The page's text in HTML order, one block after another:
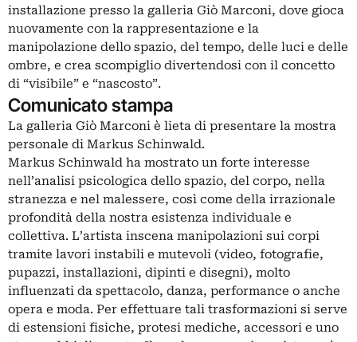
installazione presso la galleria Giò Marconi, dove gioca
nuovamente con la rappresentazione e la
manipolazione dello spazio, del tempo, delle luci e delle
ombre, e crea scompiglio divertendosi con il concetto
di “visibile” e “nascosto”.
Comunicato stampa
La galleria Giò Marconi è lieta di presentare la mostra
personale di Markus Schinwald.
Markus Schinwald ha mostrato un forte interesse
nell’analisi psicologica dello spazio, del corpo, nella
stranezza e nel malessere, così come della irrazionale
profondità della nostra esistenza individuale e
collettiva. L’artista inscena manipolazioni sui corpi
tramite lavori instabili e mutevoli (video, fotografie,
pupazzi, installazioni, dipinti e disegni), molto
influenzati da spettacolo, danza, performance o anche
opera e moda. Per effettuare tali trasformazioni si serve
di estensioni fisiche, protesi mediche, accessori e uno